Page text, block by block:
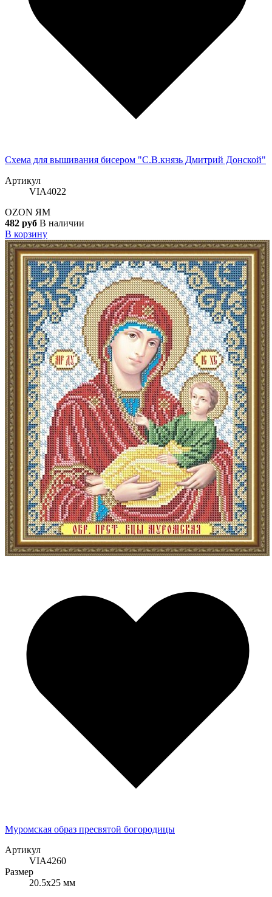
Схема для вышивания бисером "С.В.князь Дмитрий Донской"
Артикул
VIA4022
OZON ЯМ
482 руб В наличии
В корзину
Муромская образ пресвятой богородицы
Артикул
VIA4260
Размер
20.5x25 мм